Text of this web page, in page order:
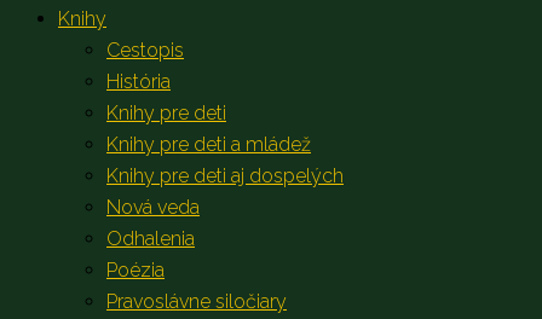
Knihy
Cestopis
História
Knihy pre deti
Knihy pre deti a mládež
Knihy pre deti aj dospelých
Nová veda
Odhalenia
Poézia
Pravoslávne siločiary